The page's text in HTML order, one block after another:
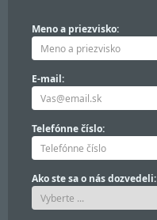
Meno a priezvisko:
E-mail:
Telefónne číslo:
Ako ste sa o nás dozvedeli: